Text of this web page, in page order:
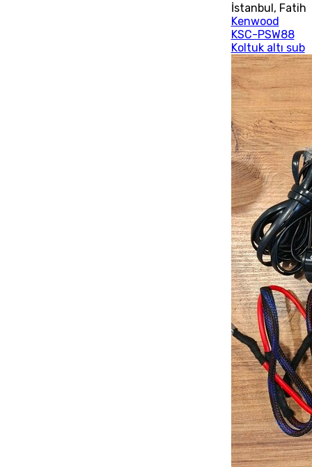
İstanbul, Fatih
Kenwood
KSC-PSW88
Koltuk altı sub